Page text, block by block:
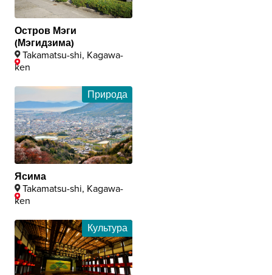
Остров Мэги
(Мэгидзима)
Takamatsu-shi, Kagawa-
ken
Природа
Ясима
Takamatsu-shi, Kagawa-
ken
Культура